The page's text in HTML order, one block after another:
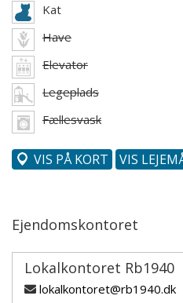
Kat
Have
Elevator
Legeplads
Fællesvask
VIS PÅ KORT VIS
Ejendomskontoret
Lokalkontoret Rb1940
lokalkontoret@rb1940.dk